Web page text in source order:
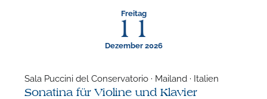
Freitag
11
Dezember 2026
Sala Puccini del Conservatorio · Mailand · Italien
Sonatina für Violine und Klavier